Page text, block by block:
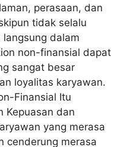
perasaan, dan
tidak selalu
dalam
non-finansial dapat
sangat besar
loyalitas karyawan.
Finansial Itu
Kepuasan dan
yang merasa
cenderung merasa